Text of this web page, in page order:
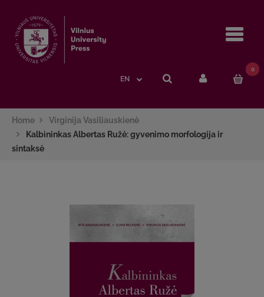
EN
0
Home
Virginija Vasiliauskienė
Kalbininkas Albertas Ružė: gyvenimo morfologija ir
sintaksė